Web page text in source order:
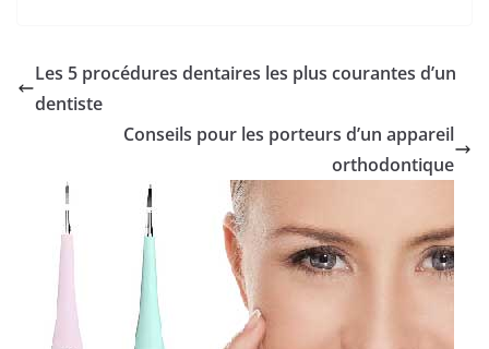
Les 5 procédures dentaires les plus courantes d’un
dentiste
Conseils pour les porteurs d’un appareil
orthodontique